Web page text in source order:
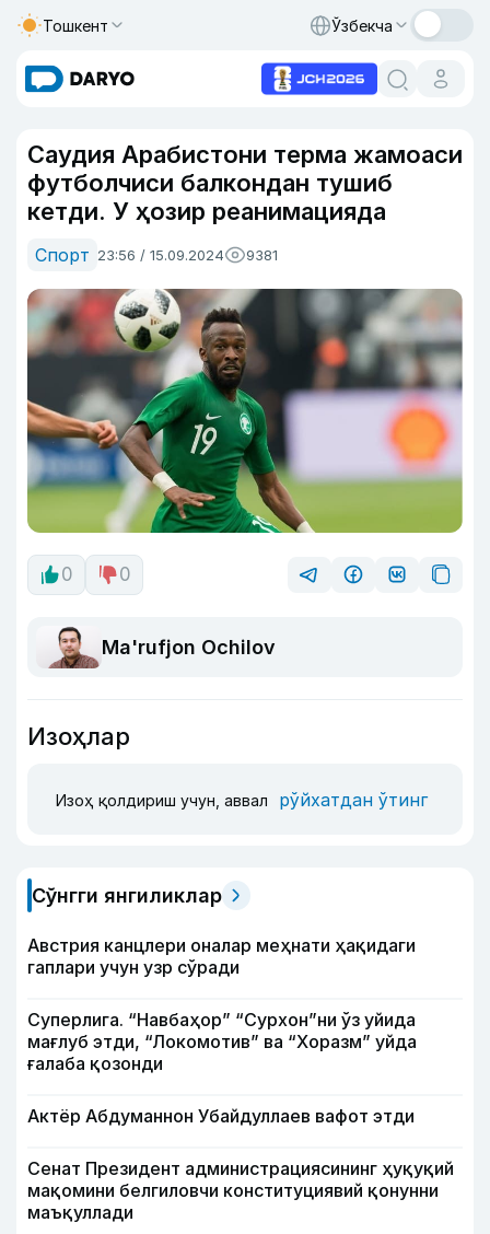
Тошкент Ўзбекча
Саудия Арабистони терма жамоаси
футболчиси балкондан тушиб
кетди. У ҳозир реанимацияда
Спорт 23:56 / 15.09.2024 9381
0 0
Ma'rufjon Ochilov
Изоҳлар
Изоҳ қолдириш учун, аввал рўйхатдан ўтинг
Сўнгги янгиликлар
Австрия канцлери оналар меҳнати ҳақидаги
гаплари учун узр сўради
Суперлига. “Навбаҳор” “Сурхон”ни ўз уйида
мағлуб этди, “Локомотив” ва “Хоразм” уйда
ғалаба қозонди
Актёр Абду­маннон Убайдуллаев вафот этди
Сенат Президент администрациясининг ҳуқуқий
мақомини белгиловчи конституциявий қонунни
маъқуллади